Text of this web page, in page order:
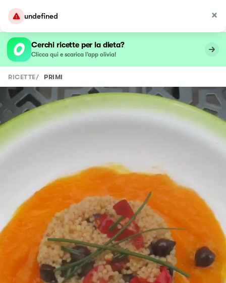
undefined
Cerchi ricette per la dieta?
Clicca qui e scarica l’app olivia!
RICETTE/ PRIMI